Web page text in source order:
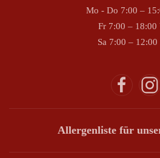
Mo - Do 7:00 –
Fr 7:00 – 18:00
Sa 7:00 – 12:00
Allergenliste für